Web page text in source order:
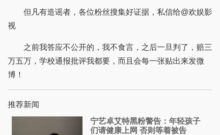
但凡有造谣者，各位粉丝搜集好证据，私信给@欢娱影
视
之前我答应不公开的，我不食言，之后一旦判了，赔三
万五万，学校通报批评我都要，而且会每一张贴出来发微
博！
推荐新闻
宁艺卓艾特黑粉警告：年轻孩子
们​请健康上网 否则等着被告